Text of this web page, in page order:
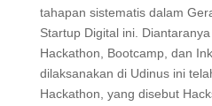
tahapan sistematis dalam
Startup Digital ini.
Hackathon, Bootcamp, dan
dilaksanakan di Udinus ini
Hackathon, yang disebut